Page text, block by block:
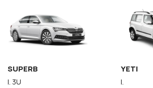
SUPERB
I. 3U
YETI
I.